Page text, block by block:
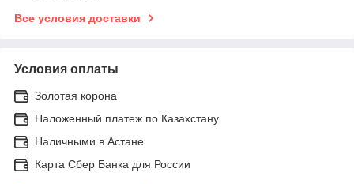
Все условия доставки
Условия оплаты
Золотая корона
Наложенный платеж по Казахстану
Наличными в Астане
Карта Сбер Банка для России